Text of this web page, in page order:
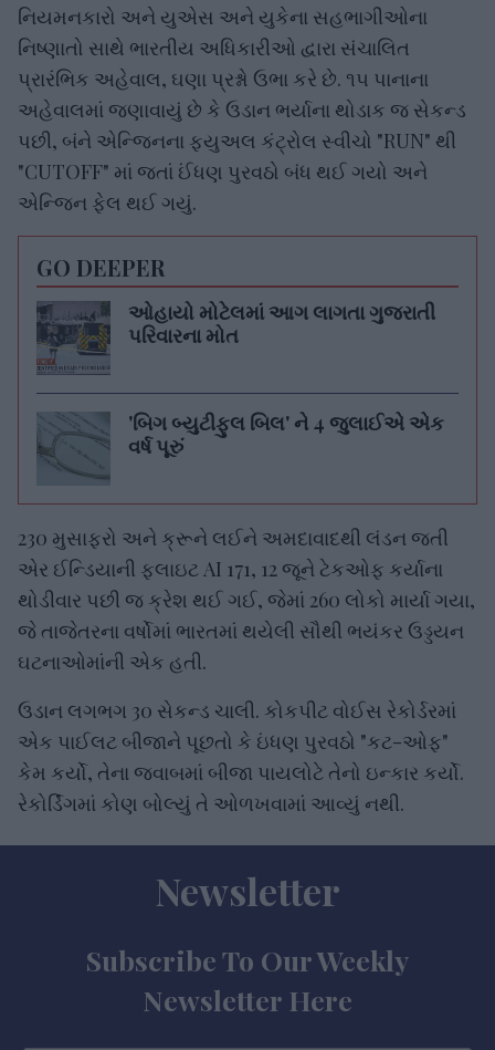
નિયમનકારો અને યુએસ અને યુકેના સહભાગીઓના
નિષ્ણાતો સાથે ભારતીય અધિકારીઓ દ્વારા સંચાલિત
પ્રારંભિક અહેવાલ, ઘણા પ્રશ્નો ઉભા કરે છે. ૧૫ પાનાના
અહેવાલમાં જણાવાયું છે કે ઉડાન ભર્યાના થોડાક જ સેકન્ડ
પછી, બંને એન્જિનના ફ્યુઅલ કંટ્રોલ સ્વીચો "RUN" થી
"CUTOFF" માં જતાં ઈંધણ પુરવઠો બંધ થઈ ગયો અને
એન્જિન ફેલ થઈ ગયું.
GO DEEPER
ઓહાયો મોટેલમાં આગ લાગતા ગુજરાતી
પરિવારના મોત
'બિગ બ્યુટીફુલ બિલ' ને 4 જુલાઈએ એક
વર્ષ પૂરું
230 મુસાફરો અને ક્રૂને લઈને અમદાવાદથી લંડન જતી
એર ઈન્ડિયાની ફ્લાઇટ AI 171, 12 જૂને ટેકઓફ કર્યાના
થોડીવાર પછી જ ક્રેશ થઈ ગઈ, જેમાં 260 લોકો માર્યા ગયા,
જે તાજેતરના વર્ષોમાં ભારતમાં થયેલી સૌથી ભયંકર ઉડ્ડયન
ઘટનાઓમાંની એક હતી.
ઉડાન લગભગ 30 સેકન્ડ ચાલી. કોકપીટ વોઈસ રેકોર્ડરમાં
એક પાઈલટ બીજાને પૂછતો કે ઇંધણ પુરવઠો "કટ-ઓફ"
કેમ કર્યો, તેના જવાબમાં બીજા પાયલોટે તેનો ઇન્કાર કર્યો.
રેકોર્ડિંગમાં કોણ બોલ્યું તે ઓળખવામાં આવ્યું નથી.
Newsletter
Subscribe To Our Weekly
Newsletter Here